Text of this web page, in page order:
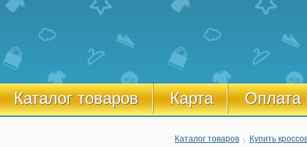
Каталог товаров Карта Оплата
Каталог товаров Купить